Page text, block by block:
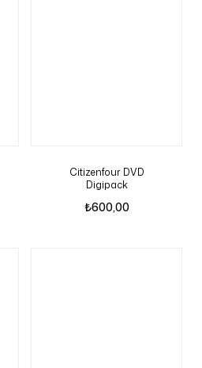
Citizenfour DVD
Digipack
₺600,00